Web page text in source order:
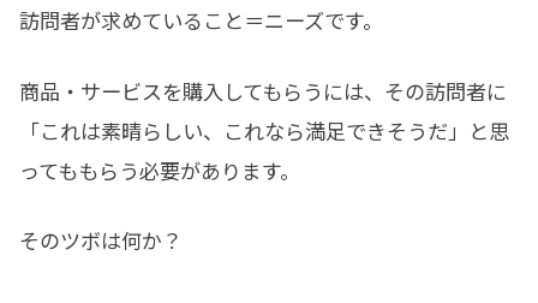
訪問者が求めていること＝ニーズです。
商品・サービスを購入してもらうには、その訪問者に
「これは素晴らしい、これなら満足できそうだ」と思
ってももらう必要があります。
そのツボは何か？